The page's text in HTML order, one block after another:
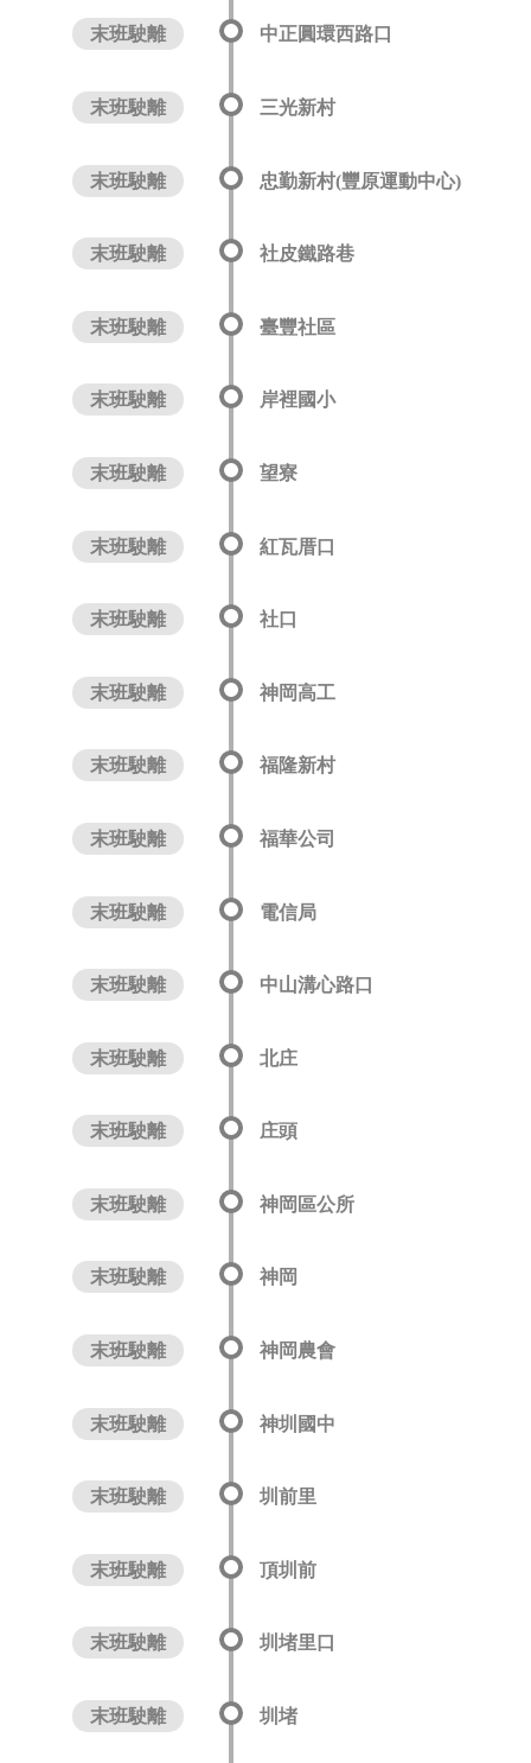
末班駛離 中正圓環西路口
末班駛離 三光新村
末班駛離 忠勤新村(豐原運動中心)
末班駛離 社皮鐵路巷
末班駛離 臺豐社區
末班駛離 岸裡國小
末班駛離 望寮
末班駛離 紅瓦厝口
末班駛離 社口
末班駛離 神岡高工
末班駛離 福隆新村
末班駛離 福華公司
末班駛離 電信局
末班駛離 中山溝心路口
末班駛離 北庄
末班駛離 庄頭
末班駛離 神岡區公所
末班駛離 神岡
末班駛離 神岡農會
末班駛離 神圳國中
末班駛離 圳前里
末班駛離 頂圳前
末班駛離 圳堵里口
末班駛離 圳堵